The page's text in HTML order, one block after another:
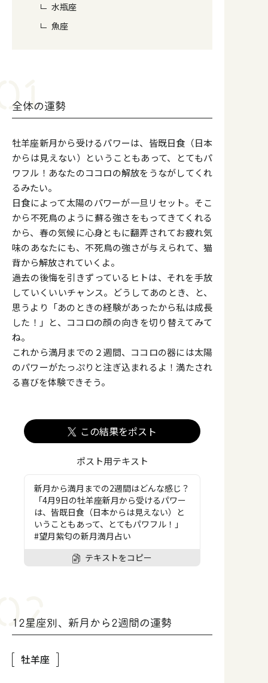
水瓶座
魚座
全体の運勢
牡羊座新月から受けるパワーは、皆既日食（日本
からは見えない）ということもあって、とてもパ
ワフル！あなたのココロの解放をうながしてくれ
るみたい。
日食によって太陽のパワーが一旦リセット。そこ
から不死鳥のように蘇る強さをもってきてくれる
から、春の気候に心身ともに翻弄されてお疲れ気
味のあなたにも、不死鳥の強さが与えられて、猫
背から解放されていくよ。
過去の後悔を引きずっているヒトは、それを手放
していくいいチャンス。どうしてあのとき、と、
思うより「あのときの経験があったから私は成長
した！」と、ココロの顔の向きを切り替えてみて
ね。
これから満月までの２週間、ココロの器には太陽
のパワーがたっぷりと注ぎ込まれるよ！満たされ
る喜びを体験できそう。
この結果をポスト
ポスト用テキスト
新月から満月までの2週間はどんな感じ？
「4月9日の牡羊座新月から受けるパワー
は、皆既日食（日本からは見えない）と
いうこともあって、とてもパワフル！」
#望月紫匂の新月満月占い
テキストをコピー
12星座別、新月から2週間の運勢
牡羊座